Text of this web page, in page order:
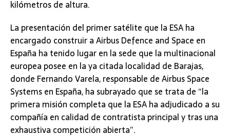
kilómetros de altura.
La presentación del primer satélite que la ESA ha
encargado construir a Airbus Defence and Space en
España ha tenido lugar en la sede que la multinacional
europea posee en la ya citada localidad de Barajas,
donde Fernando Varela, responsable de Airbus Space
Systems en España, ha subrayado que se trata de “la
primera misión completa que la ESA ha adjudicado a su
compañía en calidad de contratista principal y tras una
exhaustiva competición abierta”.